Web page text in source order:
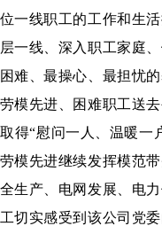
一线职工的工作和生活
一线、深入职工家庭
难、最操心、最担忧
模先进、困难职工送
得“慰问一人、温暖一
模先进继续发挥模范
生产、电网发展、电
切实感受到该公司党